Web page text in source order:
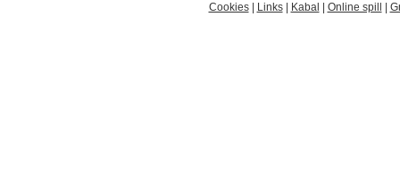
Cookies| Links| Kabal Online spill